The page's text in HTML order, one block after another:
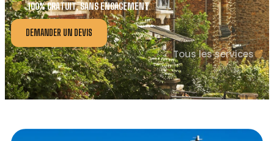
100% GRATUIT, SANS ENGAGEMENT
DEMANDER UN DEVIS
Tous les services